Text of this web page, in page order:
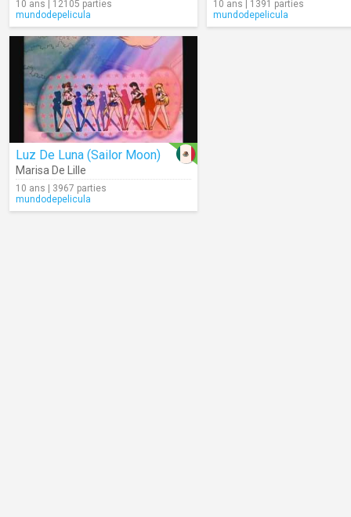
10 ans | 12105 parties
mundodepelicula
10 ans | 1391 parties
mundodepelicula
Luz De Luna (Sailor Moon)
Marisa De Lille
10 ans | 3967 parties
mundodepelicula